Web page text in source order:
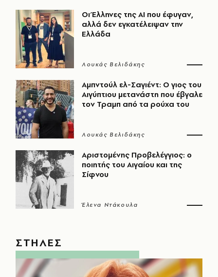
Οι Έλληνες της ΑΙ που έφυγαν,
αλλά δεν εγκατέλειψαν την
Ελλάδα
Λουκάς Βελιδάκης
Αμπντούλ ελ-Σαγιέντ: Ο γιος του
Αιγύπτιου μετανάστη που έβγαλε
τον Τραμπ από τα ρούχα του
Λουκάς Βελιδάκης
Αριστομένης Προβελέγγιος: ο
ποιητής του Αιγαίου και της
Σίφνου
Έλενα Ντάκουλα
ΣΤΗΛΕΣ